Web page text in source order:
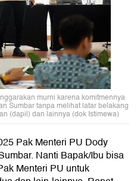
murni karena komitmennya
Sumbar tanpa melihat latar belakang
(dapil) dan lainnya (dok Istimewa)
Pak Menteri PU Dody
Nanti Bapak/Ibu bisa
Menteri PU untuk